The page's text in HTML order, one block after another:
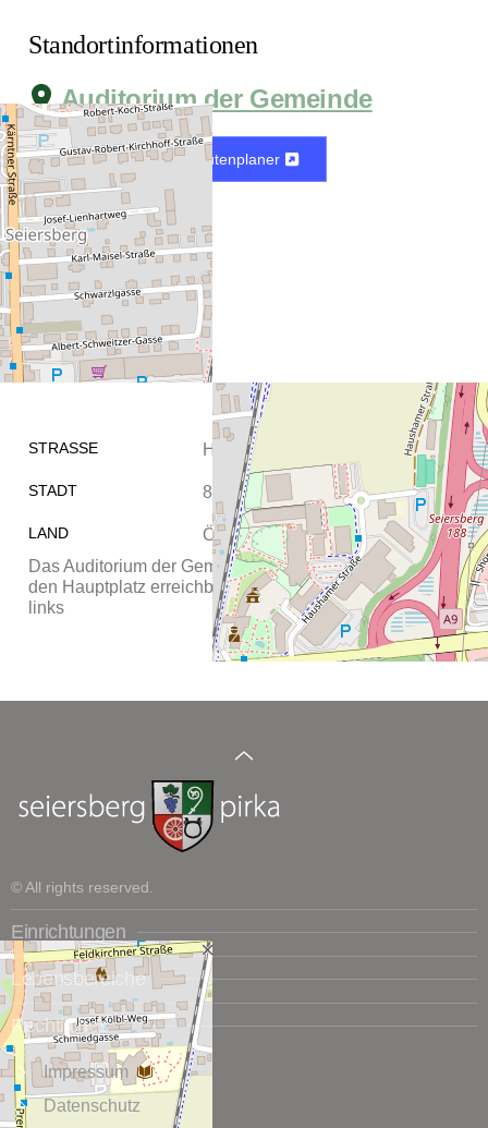
Standortinformationen
Auditorium der Gemeinde
Karte Routenplaner
STRASSE Hauptplatz 1
STADT 8054 Seiersberg-Pirka
LAND
Österreich
Das Auditorium der Gemeinde Seiersberg-Pirka ist über
den Hauptplatz erreichbar - Verwenden Sie Zugang
links
© All rights reserved.
Einrichtungen
Lebensbereiche
Rechtliches
Impressum
Datenschutz